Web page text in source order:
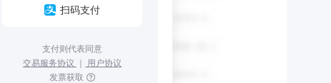
扫码支付
支付则代表同意
交易服务协议 ｜ 用户协议
发票获取